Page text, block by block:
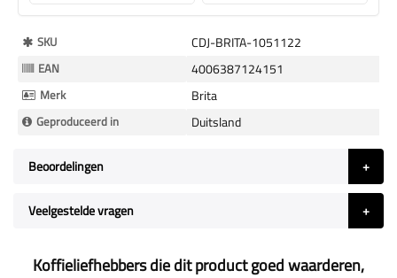
Meer
Informatie
SKU CDJ-BRITA-1051122
EAN 4006387124151
Merk Brita
Geproduceerd in Duitsland
Beoordelingen
Veelgestelde vragen
Koffieliefhebbers die dit product goed waarderen,